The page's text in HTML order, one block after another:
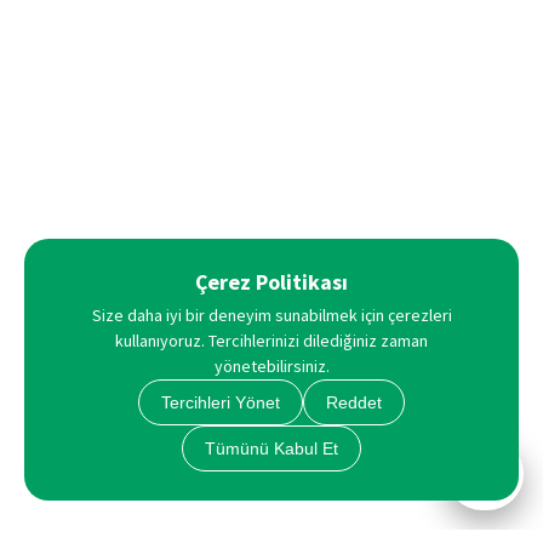
Çerez Politikası
Size daha iyi bir deneyim sunabilmek için çerezleri
kullanıyoruz. Tercihlerinizi dilediğiniz zaman
yönetebilirsiniz.
Tercihleri Yönet Reddet
Tümünü Kabul Et